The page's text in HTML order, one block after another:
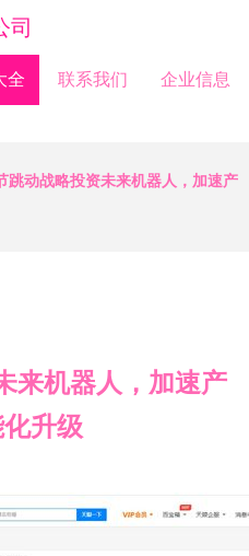
司
全 联系我们 企业信息
跳动战略投资未来机器人，加速产
来机器人，加速产
升级